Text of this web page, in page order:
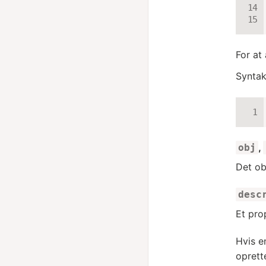
For
obj ,
Det
Et
Hvis